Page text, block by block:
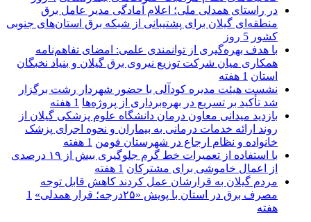
در راستای همدلی ملی؛ اعلام آمادگی مدیر عامل برق
منطقه‌ای گیلان برای پشتیبانی از شبكه برق استان‌های جنوبی
كشور 5 روز
با هدف بهره‌گیری از توانمندی علمی: امضای تفاهم‌نامه
همكاری میان شركت توزیع نیروی برق گیلان و بنیاد نخبگان
استان 1 هفته
نشست هیئت مدیره کودآلی با حضور شهردار رشت برگزار
شد تأکید بر تسریع در بهره‌برداری از پروژه‌ها 1 هفته
بازدید میدانی معاون درمان دانشگاه علوم پزشکی گیلان از
روند ارائه خدمات درمانی به بیماران و نحوه اجرای پزشک
خانواده و نظام ارجاع در شهرستان فومن 1 هفته
با استفاده از تعمیرات خط گرم جلوگیری بیش از ۱۹ درصدی
از اعمال خاموشی برای مشتركان 1 هفته
مردم گیلان به قرارشان عمل کردند كاهش قابل توجه
مصرف برق در استان با پویش «۲۵درجه؛ قرار همدلی»
1
هفته